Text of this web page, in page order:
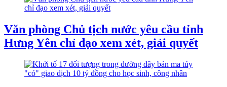
Văn phòng Chủ tịch nước yêu cầu tỉnh
Hưng Yên chỉ đạo xem xét, giải quyết